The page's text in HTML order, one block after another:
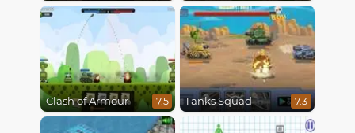
Clash of Armour 7.5 Tanks Squad 7.3